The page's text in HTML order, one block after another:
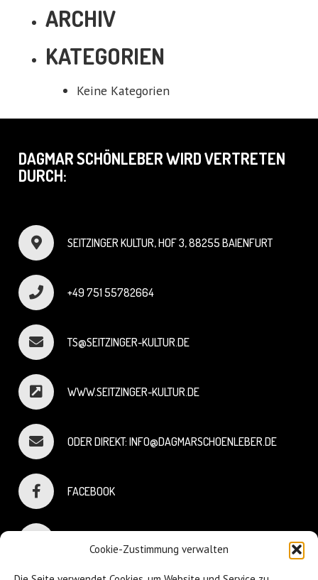
Cookie-Zustimmung verwalten
ARCHIV
KATEGORIEN
Keine Kategorien
DAGMAR SCHÖNLEBER WIRD VERTRETEN
DURCH:
SEITZINGER KULTUR, HOF 3, 88255 BAIENFURT
+49 751 55782664
TS@SEITZINGER-KULTUR.DE
WWW.SEITZINGER-KULTUR.DE
ODER DIREKT: INFO@DAGMARSCHOENLEBER.DE
FACEBOOK